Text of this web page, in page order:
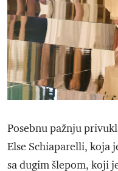
Posebnu pažnju
Else Schiaparelli, koja
sa dugim šlepom, koji